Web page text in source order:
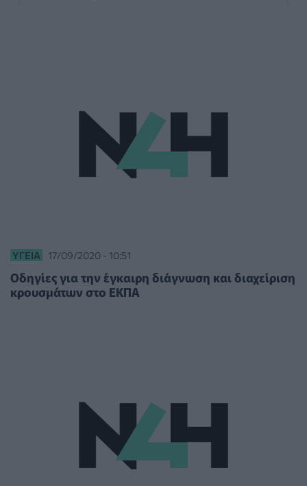
ΥΓΕΊΑ 17/09/2020 - 10:51
Οδηγίες για την έγκαιρη διάγνωση και διαχείριση
κρουσμάτων στο ΕΚΠΑ